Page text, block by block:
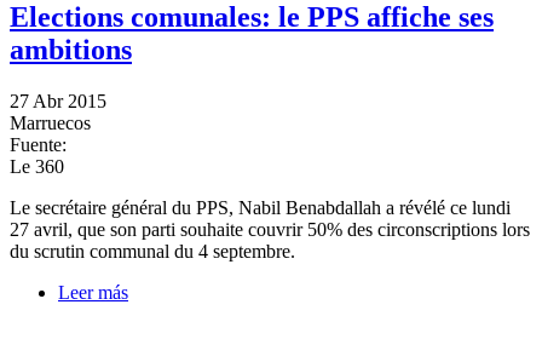
Elections comunales: le PPS affiche ses
ambitions
27 Abr 2015
Marruecos
Fuente:
Le 360
Le secrétaire général du PPS, Nabil Benabdallah a révélé ce lundi
27 avril, que son parti souhaite couvrir 50% des circonscriptions lors
du scrutin communal du 4 septembre.
Leer más